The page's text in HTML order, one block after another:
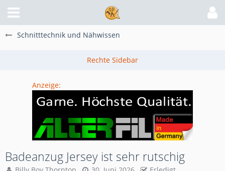
Schnitttechnik und Nähwissen
Anzeige:
Badeanzug Jersey ist sehr rutschig